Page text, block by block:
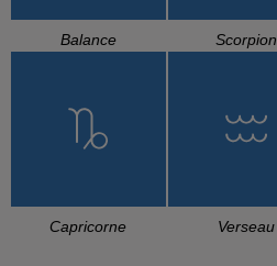
Balance Scorpion
Capricorne Verseau